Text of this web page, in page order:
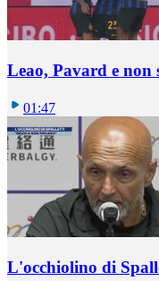
Leao, Pavard e non
01:47
L'occhiolino di